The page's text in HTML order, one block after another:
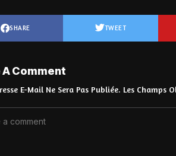
SHARE TWEET
A Comment
E-Mail Ne Sera Pas Publiée. Les Champs